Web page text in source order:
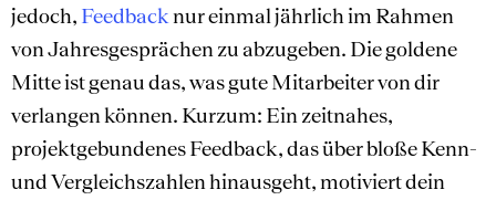
jedoch, Feedbacknur einmal jährlich im Rahmen
von Jahresgesprächen zu abzugeben. Die goldene
Mitte ist genau das, was gute Mitarbeiter von dir
verlangen können. Kurzum: Ein zeitnahes,
projektgebundenes Feedback, das über bloße Kenn-
und Vergleichszahlen hinausgeht, motiviert dein